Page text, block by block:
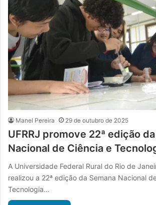
Manel Pereira 29 de outubro de 2025
UFRRJ promove 22ª edição
Nacional de Ciência e
A Universidade Federal Rural do Rio de
realizou a 22ª edição da Semana Nacional
Tecnologia…